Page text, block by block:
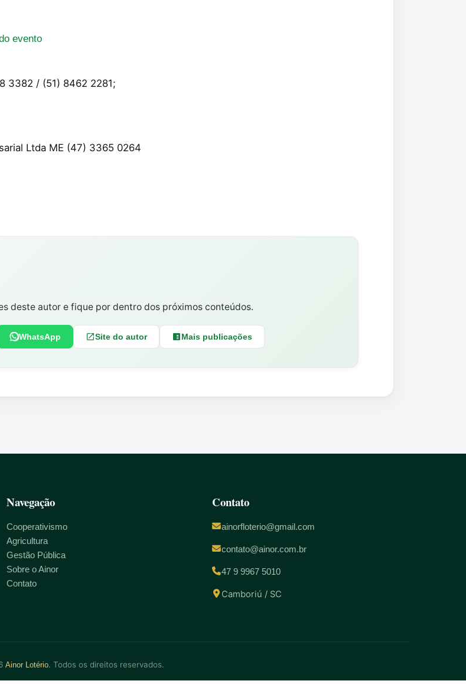
evento
3382 / (51) 8462 2281;
Ltda ME (47) 3365 0264
deste autor e fique por dentro dos próximos conteúdos.
WhatsApp Site do autor Mais publicações
Navegação
Cooperativismo
Agricultura
Gestão Pública
Sobre o Ainor
Contato
Contato
ainorfloterio@gmail.com
contato@ainor.com.br
47 9 9967 5010
Camboriú / SC
Ainor Lotério. Todos os direitos reservados.